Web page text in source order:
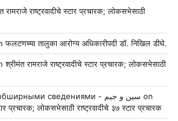
रामराजे राष्ट्रवादीचे स्टार प्रचारक; लोकसभेसाठी
फलटणच्या तालुका आरोग्य अधिकारीपदी डॉ. निखिल डीघे.
श्रीमंत रामराजे राष्ट्रवादीचे स्टार प्रचारक; लोकसभेसाठी
Интересный текст с обширными сведениями - سين و جيم on
प्रचारक; लोकसभेसाठी राष्ट्रवादीचे ३७ स्टार प्रचारक